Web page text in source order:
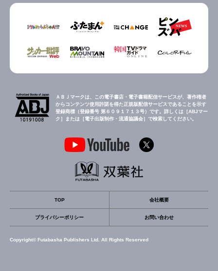
ＡＢＪマークは、この電子書店・電子書籍配信サービスが、著作権者
からコンテンツ使用許諾を得た正規版配信サービスであることを示す
登録商標（登録番号 第６０９１７１３号）です。詳しくは［ABJマー
ク］または［電子出版制作・流通協議会］で検索してください。
TOP 会社概要
プライバシーポリシー お問い合わせ
Copyright© Futabasha Publishers Ltd. All Rights Reserved